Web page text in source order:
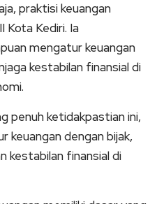
praktisi keuangan
Kota Kediri. Ia
mengatur keuangan
kestabilan finansial di
penuh ketidakpastian ini,
keuangan dengan bijak,
kestabilan finansial di